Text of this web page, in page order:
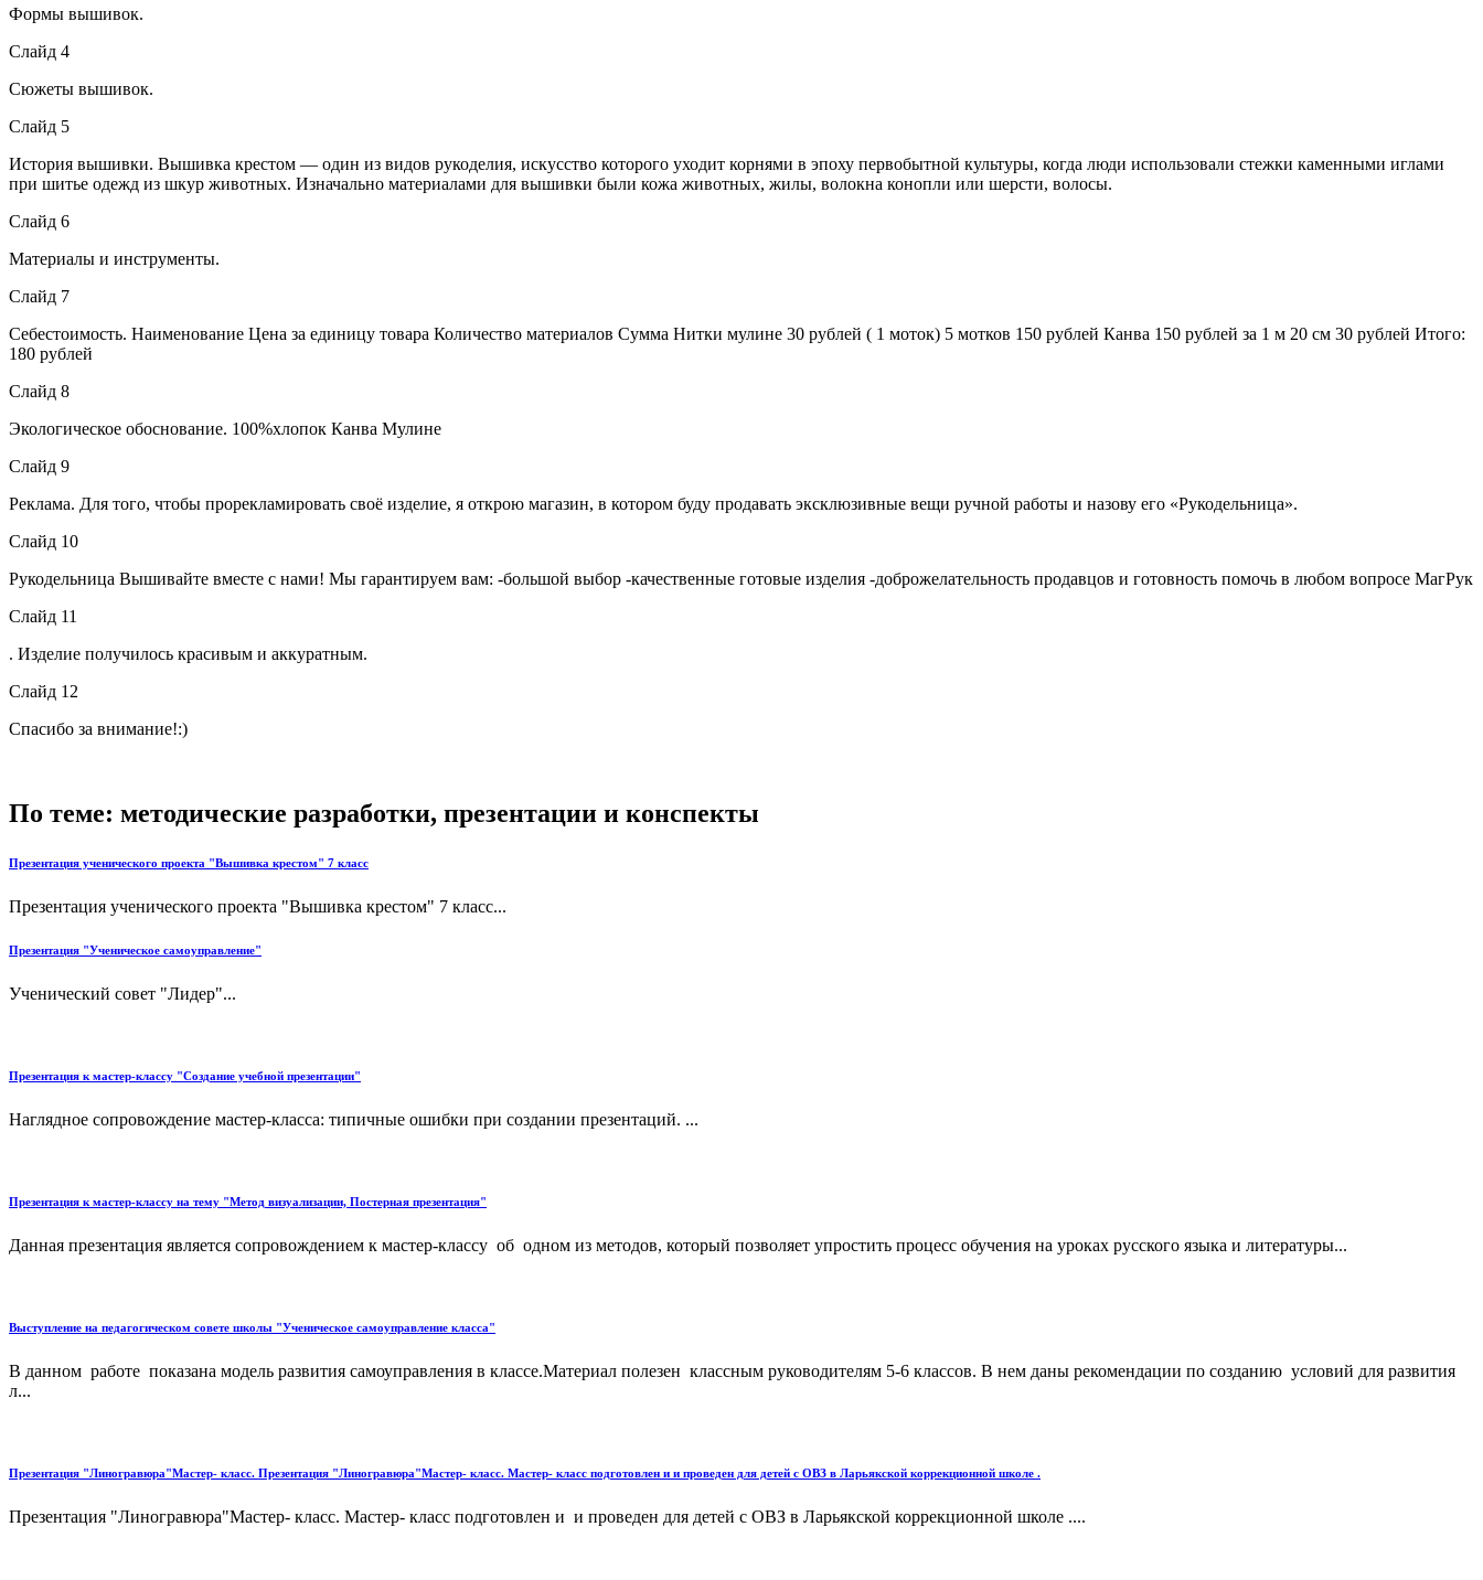
Формы вышивок.
Слайд 4
Сюжеты вышивок.
Слайд 5
История вышивки. Вышивка крестом — один из видов рукоделия, искусство которого уходит корнями в эпоху первобытной культуры, когда люди использовали стежки каменными иглами
при шитье одежд из шкур животных. Изначально материалами для вышивки были кожа животных, жилы, волокна конопли или шерсти, волосы.
Слайд 6
Материалы и инструменты.
Слайд 7
Себестоимость. Наименование Цена за единицу товара Количество материалов Сумма Нитки мулине 30 рублей ( 1 моток) 5 мотков 150 рублей Канва 150 рублей за 1 м 20 см 30 рублей Итого:
180 рублей
Слайд 8
Экологическое обоснование. 100%хлопок Канва Мулине
Слайд 9
Реклама. Для того, чтобы прорекламировать своё изделие, я открою магазин, в котором буду продавать эксклюзивные вещи ручной работы и назову его «Рукодельница».
Слайд 10
Рукодельница Вышивайте вместе с нами! Мы гарантируем вам: -большой выбор -качественные готовые изделия -доброжелательность продавцов и готовность помочь в любом вопросе МагРук
Слайд 11
. Изделие получилось красивым и аккуратным.
Слайд 12
Спасибо за внимание!:)
По теме: методические разработки, презентации и конспекты
Презентация ученического проекта "Вышивка крестом" 7 класс
Презентация ученического проекта "Вышивка крестом" 7 класс...
Презентация "Ученическое самоуправление"
Ученический совет "Лидер"...
Презентация к мастер-классу "Создание учебной презентации"
Наглядное сопровождение мастер-класса: типичные ошибки при создании презентаций. ...
Презентация к мастер-классу на тему "Метод визуализации, Постерная презентация"
Данная презентация является сопровождением к мастер-классу об одном из методов, который позволяет упростить процесс обучения на уроках русского языка и литературы...
Выступление на педагогическом совете школы "Ученическое самоуправление класса"
В данном работе показана модель развития самоуправления в классе.Материал полезен классным руководителям 5-6 классов. В нем даны рекомендации по созданию условий для развития
л...
Презентация "Линогравюра"Мастер- класс. Презентация "Линогравюра"Мастер- класс. Мастер- класс подготовлен и и проведен для детей с ОВЗ в Ларьякской коррекционной школе .
Презентация "Линогравюра"Мастер- класс. Мастер- класс подготовлен и и проведен для детей с ОВЗ в Ларьякской коррекционной школе ....